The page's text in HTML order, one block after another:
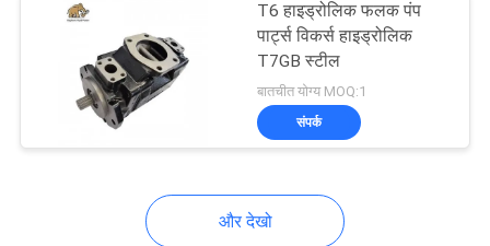
हाइड्रोलिक ऑर्बिट मोटर
T6 हाइड्रोलिक फलक पंप
पार्ट्स विकर्स हाइड्रोलिक
T7GB स्टील
बातचीत योग्य MOQ:1
संपर्क
और देखो